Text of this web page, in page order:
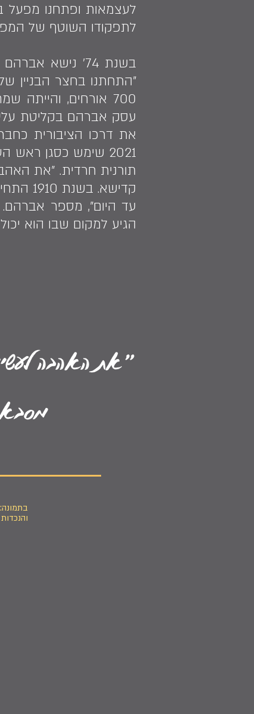
לעצמאות ופתחנו מפעל
לתפקודו השוטף של המפעל עד
בשנת 74׳ נישא
״התחתנו בחצר הבניין
700 אורחים,
2021 שימש כסגן
תורנית חרדית. ״את
עד היום״, מספר אברהם.
הגיע למקום שבו הוא
״את האהבה
מסבא